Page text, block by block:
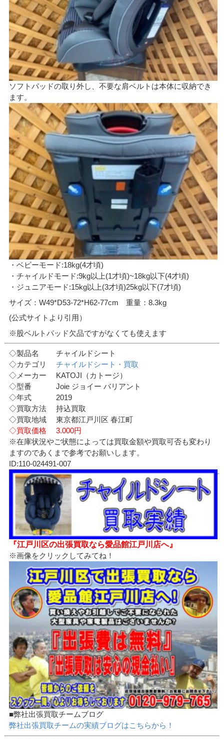
ソフトパッドの取り外し、不要な肩ベルトは本体に収納でき
ます。
・ベビーモード:18kg(4才頃)
・チャイルドモード:9kg以上(1才頃)~18kg以下(4才頃)
・ジュニアモード:15kg以上(3才頃)25kg以下(7才頃)
サイズ：W49*D53-72*H62-77cm 重量：8.3kg
(公式サイトより引用）
※股ベルトパッド欠品ですがなくても使えます
◇製品名 チャイルドシート
◇カテゴリチャイルドシート・買取
◇メーカー KATOJI（カトージ）
◇型番 Joie ジョイー バリアント
◇年式 2019
◇買取方法 持込買取
◇買取地域 東京都江戸川区 春江町
◇買取価格 3.000円
※在庫状況やご状態によっては買取金額や買取可否も変わり
ますのであくまで参考でお願いします。
ID:110-024491-007
『江戸川区の出張買取なら愛品館江戸川店へ』
※画像をクリックしてみてね！
■弊社出張買取チームブログ
弊社出張買取チームの実績ブログはこちらから！